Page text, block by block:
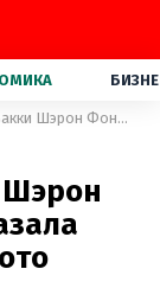
Жена Джанлуки Вакки Шэрон Фонсека впервые показала фигуру после родов: фото